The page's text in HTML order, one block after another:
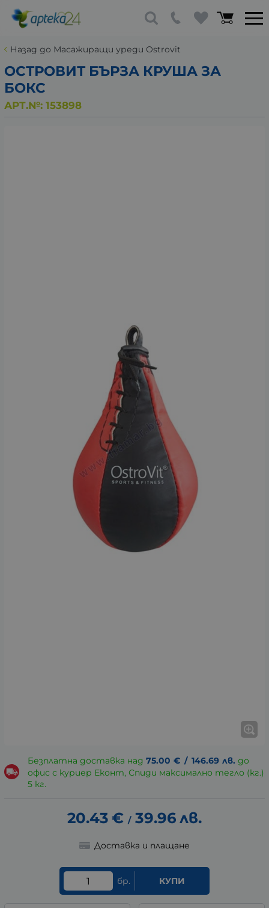
Назад до Масажиращи уреди Ostrovit
ОСТРОВИТ БЪРЗА КРУША ЗА
БОКС
АРТ.№: 153898
Безплатна доставка над 75.00 € / 146.69 лв. до
офис с куриер Еконт, Спиди максимално тегло (кг.)
5 кг.
20.43 € / 39.96 лв.
Доставка и плащане
бр. КУПИ